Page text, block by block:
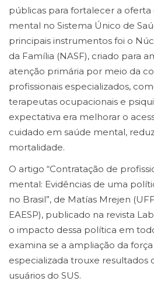
públicas para fortalecer a oferta
mental no Sistema Único de
principais instrumentos foi o
da Família (NASF), criado para
atenção primária por meio da
profissionais especializados,
terapeutas ocupacionais e
expectativa era melhorar o
cuidado em saúde mental,
mortalidade.
O artigo “Contratação de
mental: Evidências de uma
no Brasil”, de Matías Mrejen
EAESP), publicado na revista
o impacto dessa política em
examina se a ampliação da
especializada trouxe resultados
usuários do SUS.